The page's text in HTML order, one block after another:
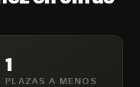
1
PLAZAS A MENOS